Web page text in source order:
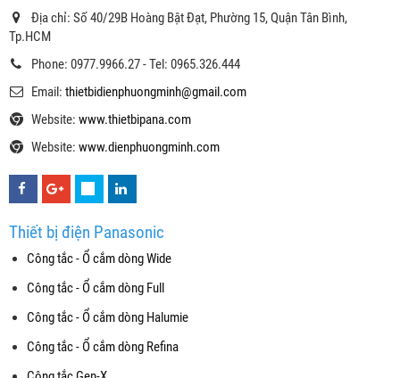
Địa chỉ: Số 40/29B Hoàng Bật Đạt, Phường 15, Quận Tân Bình,
Tp.HCM
Phone: 0977.9966.27 - Tel: 0965.326.444
Email: thietbidienphuongminh@gmail.com
Website: www.thietbipana.com
Website: www.dienphuongminh.com
Thiết bị điện Panasonic
Công tắc - Ổ cắm dòng Wide
Công tắc - Ổ cắm dòng Full
Công tắc - Ổ cắm dòng Halumie
Công tắc - Ổ cắm dòng Refina